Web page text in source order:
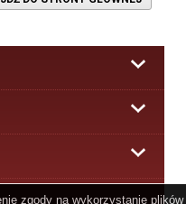
zgody na wykorzystanie plików